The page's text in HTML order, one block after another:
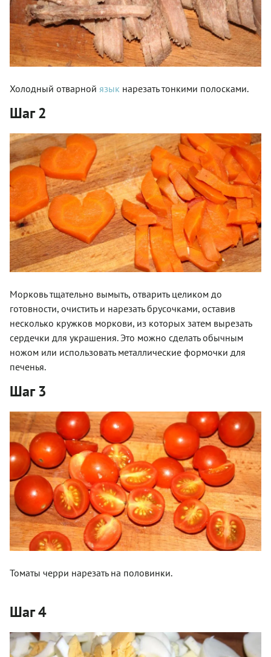
Холодный отварной язык нарезать тонкими полосками.
Шаг 2
Морковь тщательно вымыть, отварить целиком до
готовности, очистить и нарезать брусочками, оставив
несколько кружков моркови, из которых затем вырезать
сердечки для украшения. Это можно сделать обычным
ножом или использовать металлические формочки для
печенья.
Шаг 3
Томаты черри нарезать на половинки.
Шаг 4